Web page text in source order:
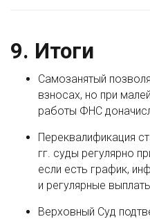
9. Итоги
Самозанятый
взносах, но при
работы ФНС
Переквалификация
гг. суды регулярно
если есть график,
и регулярные
Верховный Суд